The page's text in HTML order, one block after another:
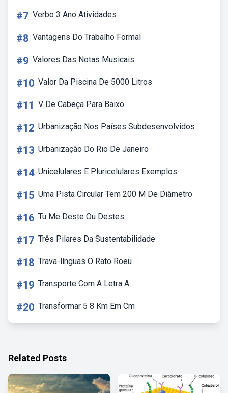
#7 Verbo 3 Ano Atividades
#8 Vantagens Do Trabalho Formal
#9 Valores Das Notas Musicais
#10 Valor Da Piscina De 5000 Litros
#11 V De Cabeça Para Baixo
#12 Urbanização Nos Países Subdesenvolvidos
#13 Urbanização Do Rio De Janeiro
#14 Unicelulares E Pluricelulares Exemplos
#15 Uma Pista Circular Tem 200 M De Diâmetro
#16 Tu Me Deste Ou Destes
#17 Três Pilares Da Sustentabilidade
#18 Trava-línguas O Rato Roeu
#19 Transporte Com A Letra A
#20 Transformar 5 8 Km Em Cm
Related Posts